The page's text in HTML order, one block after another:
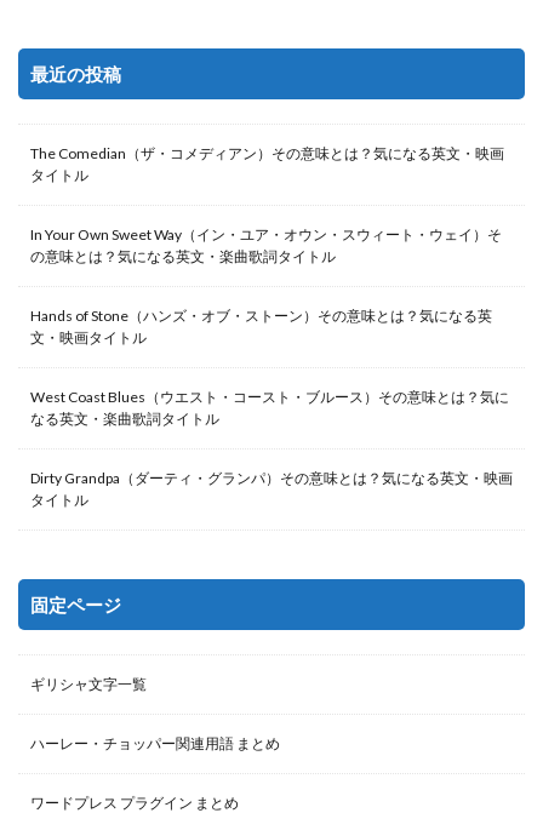
最近の投稿
The Comedian（ザ・コメディアン）その意味とは？気になる英文・映画
タイトル
In Your Own Sweet Way（イン・ユア・オウン・スウィート・ウェイ）そ
の意味とは？気になる英文・楽曲歌詞タイトル
Hands of Stone（ハンズ・オブ・ストーン）その意味とは？気になる英
文・映画タイトル
West Coast Blues（ウエスト・コースト・ブルース）その意味とは？気に
なる英文・楽曲歌詞タイトル
Dirty Grandpa（ダーティ・グランパ）その意味とは？気になる英文・映画
タイトル
固定ページ
ギリシャ文字一覧
ハーレー・チョッパー関連用語 まとめ
ワードプレス プラグイン まとめ